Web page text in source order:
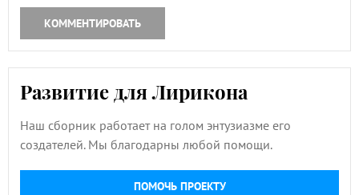
КОММЕНТИРОВАТЬ
Развитие для Лирикона
Наш сборник работает на голом энтузиазме его
создателей. Мы благодарны любой помощи.
ПОМОЧЬ ПРОЕКТУ